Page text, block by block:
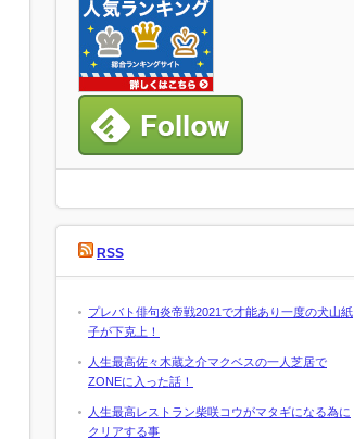
RSS
プレバト俳句炎帝戦2021で才能あり一度の犬山紙
子が下克上！
人生最高佐々木蔵之介マクベスの一人芝居で
ZONEに入った話！
人生最高レストラン柴咲コウがマタギになる為に
クリアする事